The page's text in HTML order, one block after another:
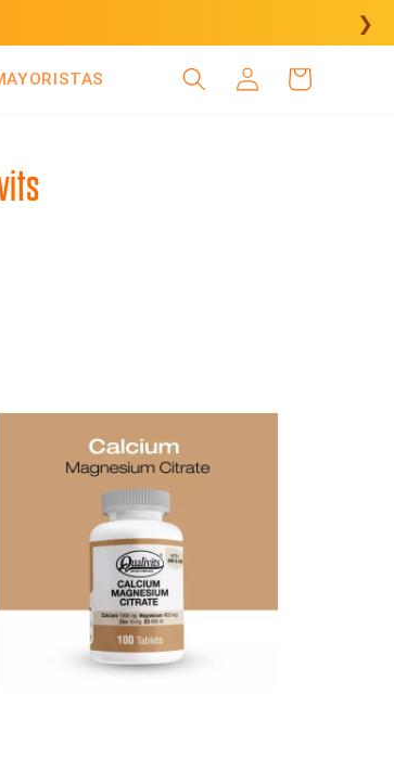
❯
Iniciar
sesión
Carrito